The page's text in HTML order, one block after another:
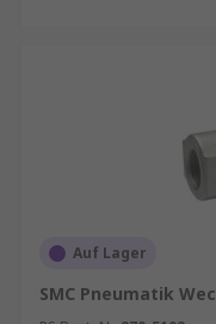
Auf Lager
SMC Pneumatik